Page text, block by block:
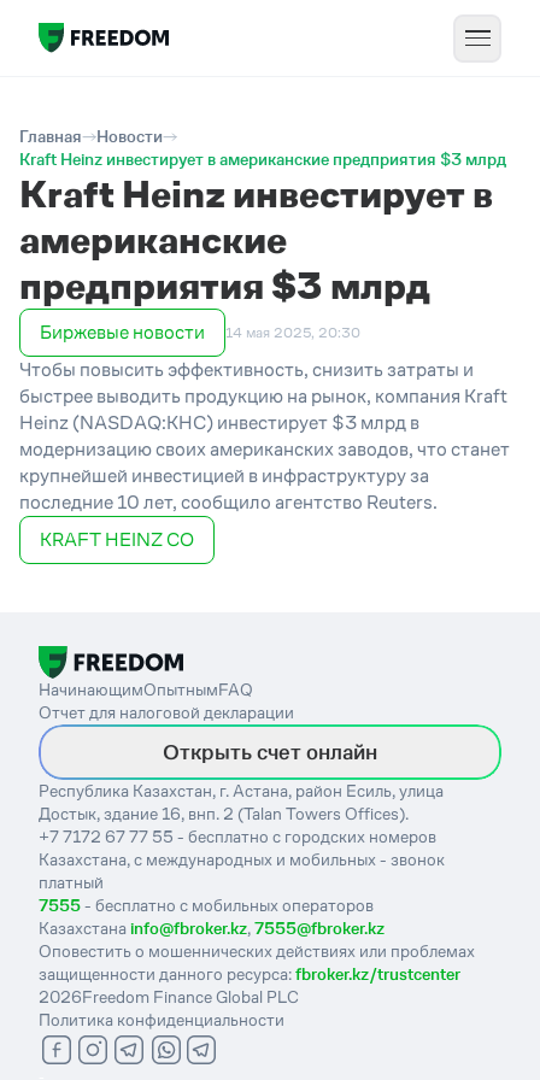
Главная
Новости
Kraft Heinz инвестирует в американские предприятия $3 млрд
Kraft Heinz инвестирует в
американские
предприятия $3 млрд
Биржевые новости 14 мая 2025, 20:30
Чтобы повысить эффективность, снизить затраты и
быстрее выводить продукцию на рынок, компания Kraft
Heinz (NASDAQ:KHC) инвестирует $3 млрд в
модернизацию своих американских заводов, что станет
крупнейшей инвестицией в инфраструктуру за
последние 10 лет, сообщило агентство Reuters.
KRAFT HEINZ CO
НачинающимОпытнымFAQ
Отчет для налоговой декларации
Открыть счет онлайн
Республика Казахстан, г. Астана, район Есиль, улица
Достык, здание 16, внп. 2 (Talan Towers Offices).
+7 7172 67 77 55 - бесплатно с городских номеров
Казахстана, с международных и мобильных - звонок
платный
7555- бесплатно с мобильных операторов
Казахстанаinfo@fbroker.kz,7555@fbroker.kz
Оповестить о мошеннических действиях или проблемах
защищенности данного ресурса:fbroker.kz/trustcenter
2026Freedom Finance Global PLC
Политика конфиденциальности